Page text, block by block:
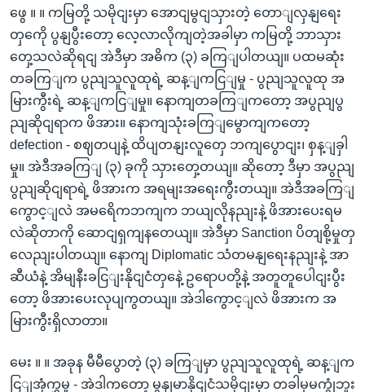
ဖွေ ။ ။ ကမြတို့ သမိုငျးမှာ အောငျမွငျသှားတဲ့ တောျလှနျရေး
တှကေို ပွနျပွီးတော့ လေ့လာလိုကျတဲ့အခါမှာ ကမြတို့ ဘာသှား
တှေ့သလဲဆိုရငျ အဲဒီမှာ အဓိက (၃) ခကြျပါတယျ။ ပထမဆုံး
တခကြျက ပွညျသူလူထုရဲ့ ဆန့ျကငြျမှု - ပွညျသူလူထု အ
မြားကွီးရဲ့ ဆန့ျကငြျမှု။ နောကျတခကြျကတော့ အပွညျပွ
ညျဆိုငျရာက ဖိအား။ နောကျသုံးခကြျမွောကျကတော့
defection - စဈတပျနဲ့ ထိပျတနျးလူတှေ ဘကျပွောငျး၊ စှန့ျခှါ
မှု။ အဲဒီအခကြျ (၃) ခုကို သှားတှေ့တယျ။ ဆိုတော့ ဒီမှာ အပွညျ
ပွညျဆိုငျရာရဲ့ ဖိအားက အရမျးအရေးကွီးတယျ။ အဲဒီအခကြျ
ကွောင့ျလဲ အမရေိကဘကျက ဘယျလိုနညျးနဲ့ ဖိအားပေးရမ
လဲဆိုတာကို ဆောငျရှကျနတေယျ။ အဲဒီမှာ Sanction ပိတျစို့မှုတှ
လေညျးပါတယျ။ နောကျ Diplomatic သံတမနျရေးနညျးနဲ့ အာ
ဆီယံနဲ့ အိမျနီးခငြျးနိုငျငံတှနေဲ့ ဥရောပတို့နဲ့ အတူတူပေါငျးပွီး
တော့ ဖိအားပေးလုပျကွတယျ။ အဲဒါကွောင့ျလဲ ဖိအားက အ
မြားကွီးရှိလာတာ။
မေး ။ ။ အခုန မီမီပွောတဲ့ (၃) ခကြျမှာ ပွညျသူလူထုရဲ့ ဆန့ျက
ငြျအုံကွှမှု - အဲဒါကတော့ မွနျမာနိုငျငံသမိုငျးမှာ တခါမှမကွုံဘူး